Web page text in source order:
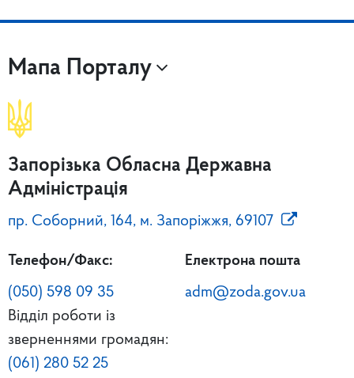
Мапа Порталу
Запорізька Обласна Державна
Адміністрація
пр. Соборний, 164, м. Запоріжжя, 69107
Телефон/Факс:
(050) 598 09 35
Відділ роботи із
зверненнями громадян:
(061) 280 52 25
Електрона пошта
adm@zoda.gov.ua